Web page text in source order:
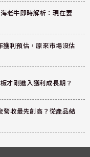
老牛即時解析：現在要
利預估，原來市場沒估
才剛進入獲利成長期？
收最先創高？從產品結